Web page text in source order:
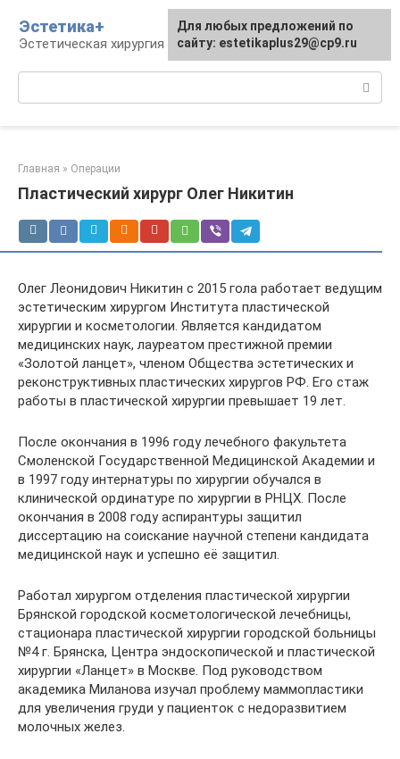
контенту
Эстетика+
Эстетическая хирургия и косметология
Главная » Операции
Пластический хирург Олег Никитин
Олег Леонидович Никитин с 2015 гола работает ведущим
эстетическим хирургом Института пластической
хирургии и косметологии. Является кандидатом
медицинских наук, лауреатом престижной премии
«Золотой ланцет», членом Общества эстетических и
реконструктивных пластических хирургов РФ. Его стаж
работы в пластической хирургии превышает 19 лет.
После окончания в 1996 году лечебного факультета
Смоленской Государственной Медицинской Академии и
в 1997 году интернатуры по хирургии обучался в
клинической ординатуре по хирургии в РНЦХ. После
окончания в 2008 году аспирантуры защитил
диссертацию на соискание научной степени кандидата
медицинской наук и успешно её защитил.
Работал хирургом отделения пластической хирургии
Брянской городской косметологической лечебницы,
стационара пластической хирургии городской больницы
№4 г. Брянска, Центра эндоскопической и пластической
хирургии «Ланцет» в Москве. Под руководством
академика Миланова изучал проблему маммопластики
для увеличения груди у пациенток с недоразвитием
молочных желез.
Для любых предложений по
сайту: estetikaplus29@cp9.ru